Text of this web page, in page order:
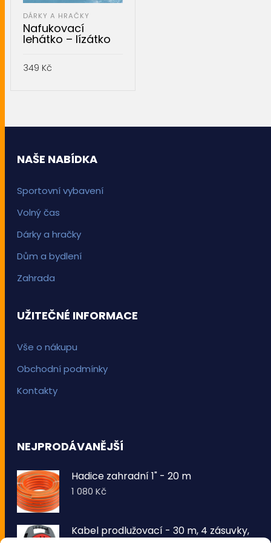
DÁRKY A HRAČKY
Nafukovací
lehátko – lízátko
349 Kč
NAŠE NABÍDKA
Sportovní vybavení
Volný čas
Dárky a hračky
Dům a bydlení
Zahrada
UŽITEČNÉ INFORMACE
Vše o nákupu
Obchodní podmínky
Kontakty
NEJPRODÁVANĚJŠÍ
Hadice zahradní 1" - 20 m
1 080Kč
Kabel prodlužovací - 30 m, 4 zásuvky,